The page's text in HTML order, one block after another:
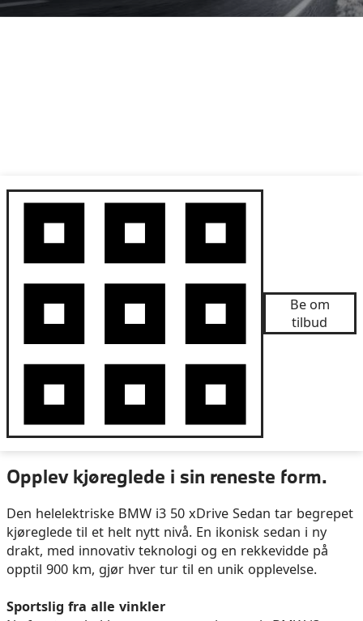
Be om
tilbud
Opplev kjøreglede i sin reneste form.
Den helelektriske BMW i3 50 xDrive Sedan tar begrepet
kjøreglede til et helt nytt nivå. En ikonisk sedan i ny
drakt, med innovativ teknologi og en rekkevidde på
opptil 900 km, gjør hver tur til en unik opplevelse.
Sportslig fra alle vinkler